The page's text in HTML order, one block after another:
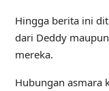
Hingga berita ini
dari Deddy
mereka.
Hubungan asmara